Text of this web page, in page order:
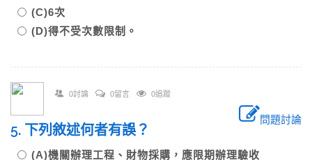
(C)6次
(D)得不受次數限制。
0討論 0留言 0追蹤
問題討論
5. 下列敘述何者有誤？
(A)機關辦理工程、財物採購，應限期辦理驗收